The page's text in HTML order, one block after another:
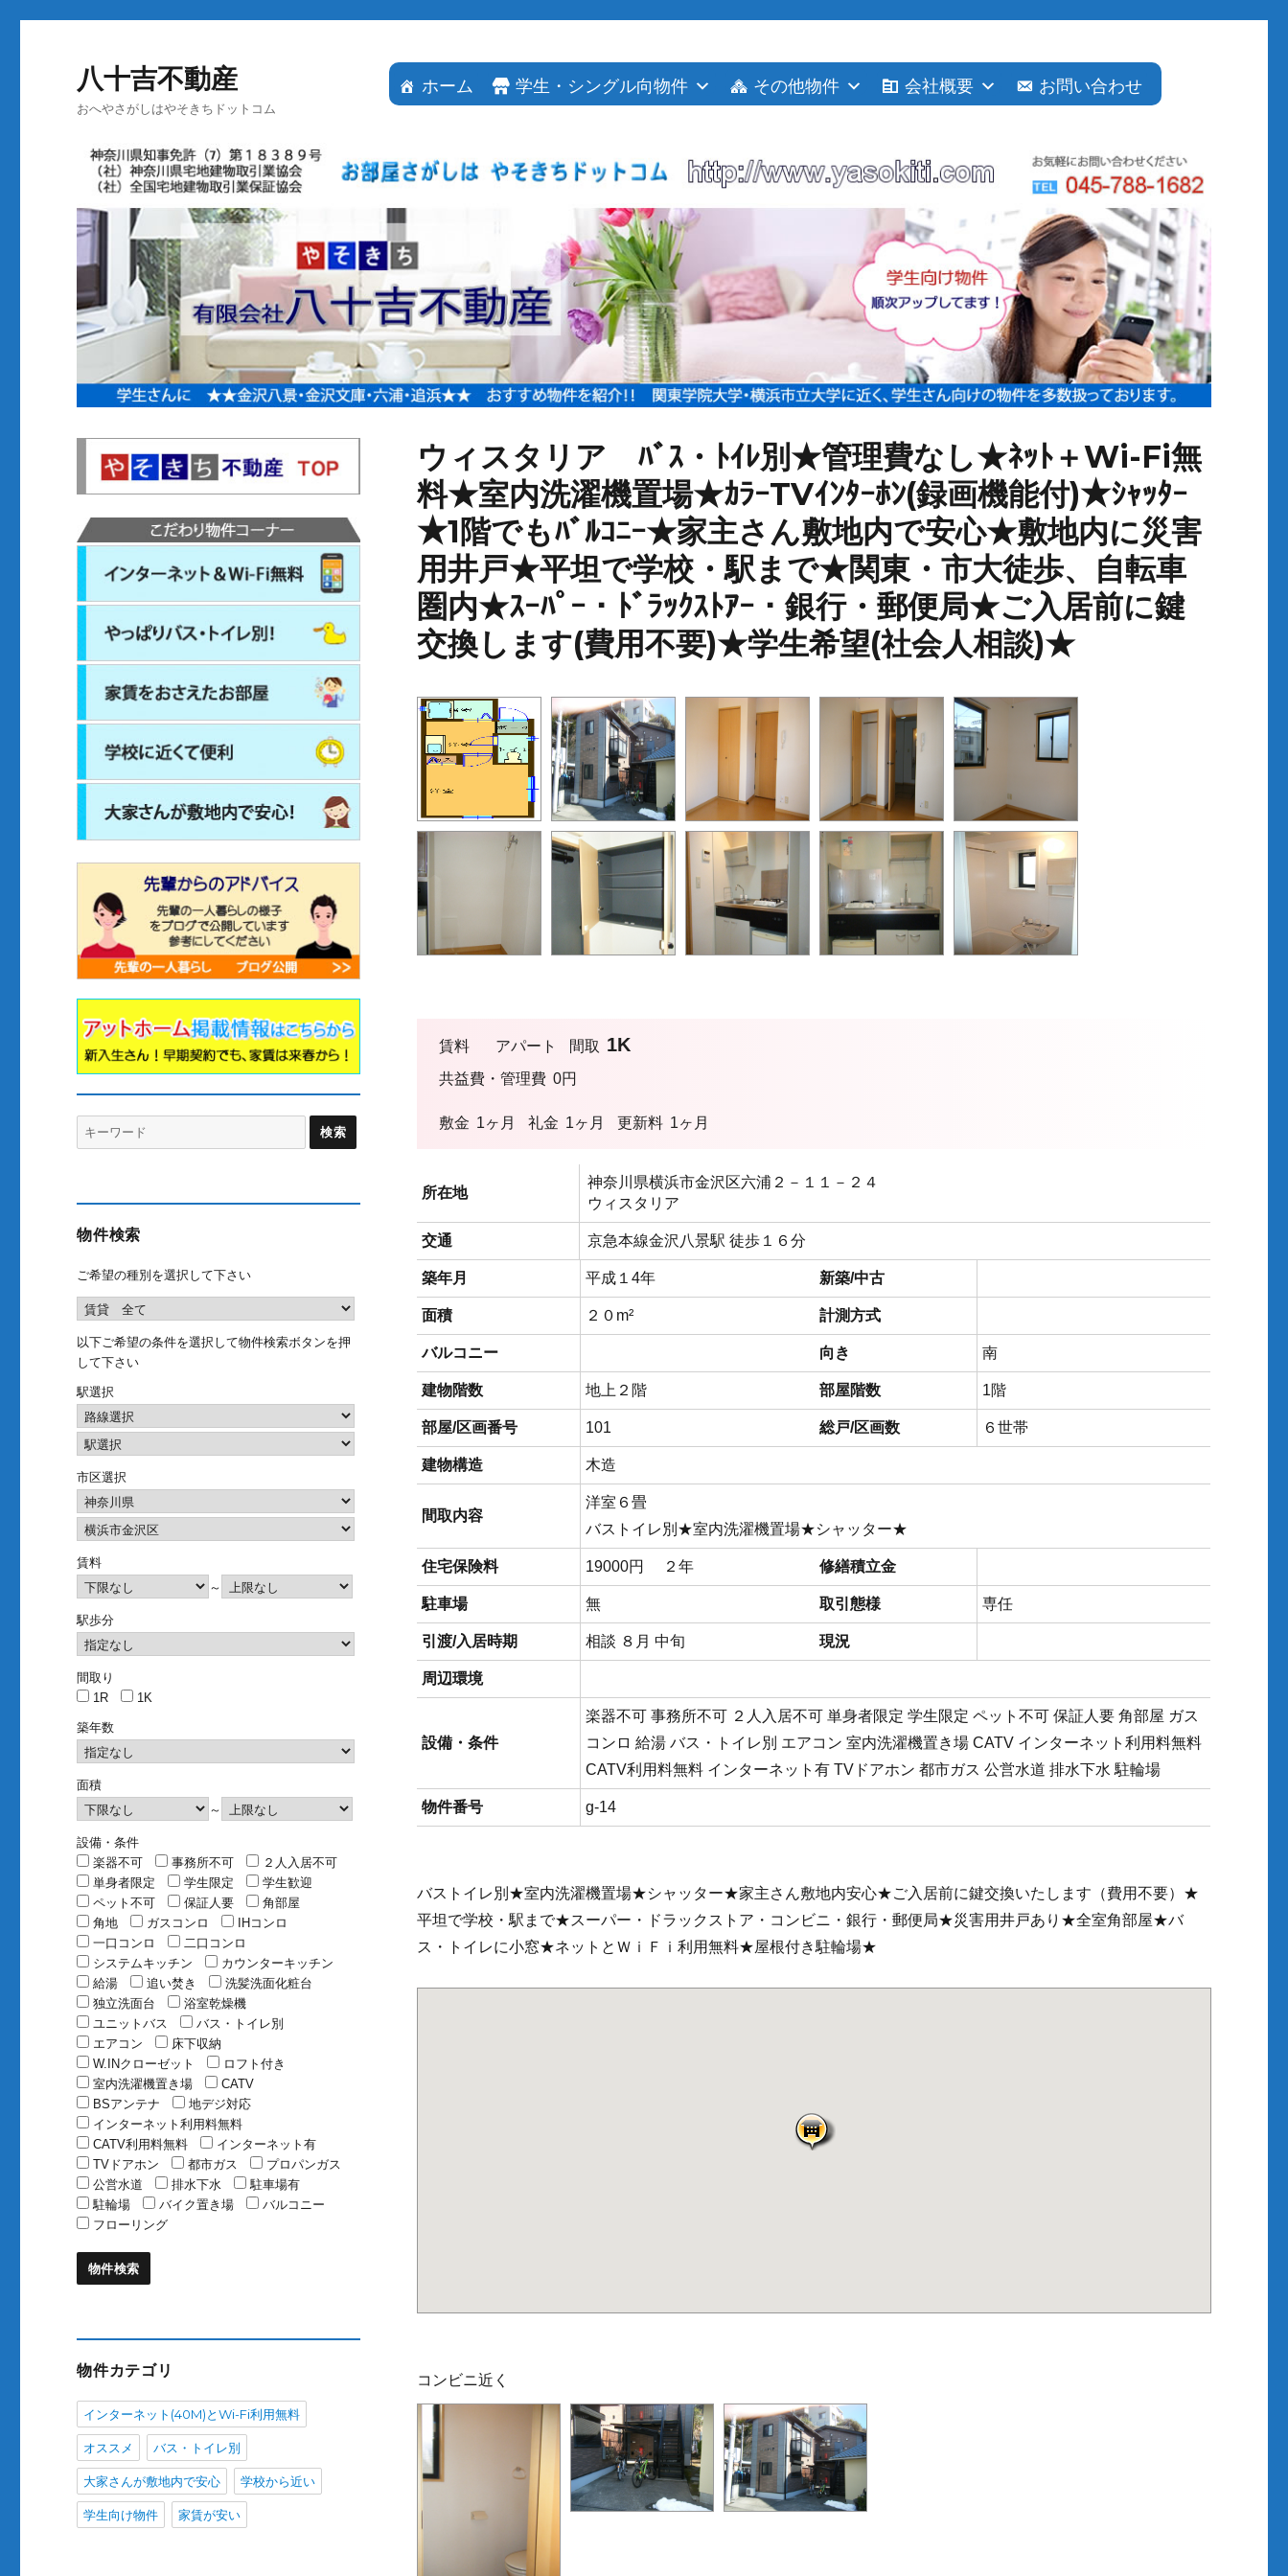
八十吉不動産
おへやさがしはやそきちドットコム
ホーム 学生・シングル向物件 その他物件 会社概要 お問い合わせ
ウィスタリア ﾊﾞｽ・ﾄｲﾚ別★管理費なし★ﾈｯﾄ＋Wi-Fi無
料★室内洗濯機置場★ｶﾗｰTVｲﾝﾀｰﾎﾝ(録画機能付)★ｼｬｯﾀｰ
★1階でもﾊﾞﾙｺﾆｰ★家主さん敷地内で安心★敷地内に災害
用井戸★平坦で学校・駅まで★関東・市大徒歩、自転車
圏内★ｽｰﾊﾟｰ・ﾄﾞﾗｯｸｽﾄｱｰ・銀行・郵便局★ご入居前に鍵
交換します(費用不要)★学生希望(社会人相談)★
賃料 アパート 間取 1K
共益費・管理費 0円
敷金 1ヶ月 礼金 1ヶ月 更新料 1ヶ月
所在地
神奈川県横浜市金沢区六浦２－１１－２４
ウィスタリア
交通 京急本線金沢八景駅 徒歩１６分
築年月 平成１4年 新築/中古
面積 ２０m² 計測方式
バルコニー 向き 南
建物階数 地上２階 部屋階数 1階
部屋/区画番号 101 総戸/区画数 ６世帯
建物構造 木造
間取内容
洋室６畳
バストイレ別★室内洗濯機置場★シャッター★
住宅保険料 19000円 ２年 修繕積立金
駐車場 無 取引態様 専任
引渡/入居時期 相談 ８月 中旬 現況
周辺環境
設備・条件
楽器不可 事務所不可 ２人入居不可 単身者限定 学生限定 ペット不可 保証人要 角部屋 ガス
コンロ 給湯 バス・トイレ別 エアコン 室内洗濯機置き場 CATV インターネット利用料無料
CATV利用料無料 インターネット有 TVドアホン 都市ガス 公営水道 排水下水 駐輪場
物件番号 g-14
バストイレ別★室内洗濯機置場★シャッター★家主さん敷地内安心★ご入居前に鍵交換いたします（費用不要）★
平坦で学校・駅まで★スーパー・ドラックストア・コンビニ・銀行・郵便局★災害用井戸あり★全室角部屋★バ
ス・トイレに小窓★ネットとＷｉＦｉ利用無料★屋根付き駐輪場★
コンビニ近く
Search
for:
物件検索
ご希望の種別を選択して下さい
以下ご希望の条件を選択して物件検索ボタンを押
して下さい
駅選択
市区選択
賃料
～
駅歩分
間取り
1R
1K
築年数
面積
～
設備・条件
楽器不可
事務所不可
２人入居不可
単身者限定
学生限定
学生歓迎
ペット不可
保証人要
角部屋
角地
ガスコンロ
IHコンロ
一口コンロ
二口コンロ
システムキッチン
カウンターキッチン
給湯
追い焚き
洗髪洗面化粧台
独立洗面台
浴室乾燥機
ユニットバス
バス・トイレ別
エアコン
床下収納
W.INクローゼット
ロフト付き
室内洗濯機置き場
CATV
BSアンテナ
地デジ対応
インターネット利用料無料
CATV利用料無料
インターネット有
TVドアホン
都市ガス
プロパンガス
公営水道
排水下水
駐車場有
駐輪場
バイク置き場
バルコニー
フローリング
物件カテゴリ
インターネット(40M)とWi-Fi利用無料
オススメ バス・トイレ別
大家さんが敷地内で安心 学校から近い
学生向け物件 家賃が安い